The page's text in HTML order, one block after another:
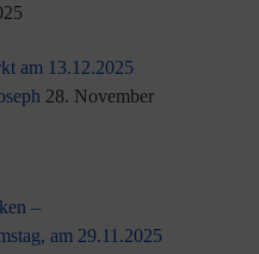
am 13.12.2025
28. November
–
am 29.11.2025